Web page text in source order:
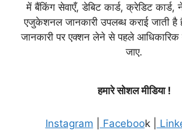
में बैंकिंग सेवाएँ, डेबिट कार्ड, क्रेडिट
एजुकेशनल जानकारी उपलब्ध कराई जाती है
जानकारी पर एक्शन लेने से पहले आधिकारिक
जाए.
हमारे सोशल मीडिया !
Instagram Facebook |